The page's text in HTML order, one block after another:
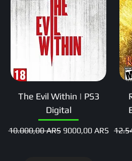
The Evil Within | PS3
Digital
Precio
10.000,00 ARS Precio de oferta
9000,00 ARS